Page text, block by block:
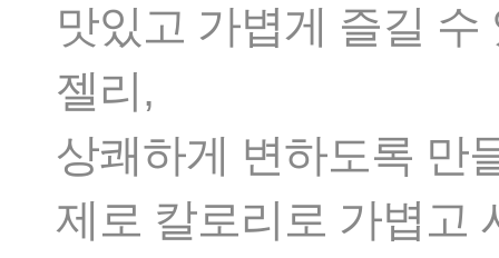
맛있고 가볍게 즐길
젤리,
상쾌하게 변하도록 만
제로 칼로리로 가볍고